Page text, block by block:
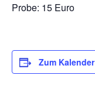
Probe: 15 Euro
Zum